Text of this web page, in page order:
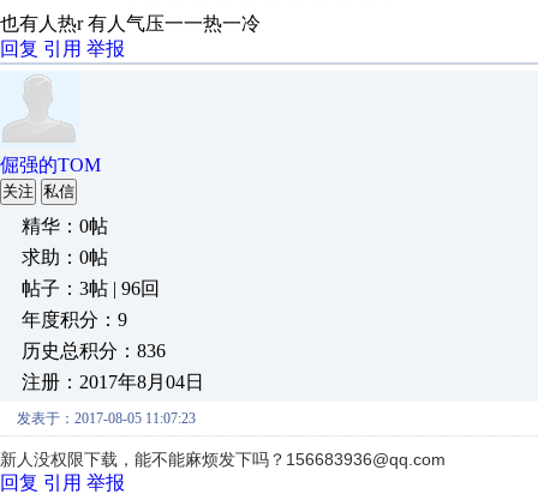
也有人热r 有人气压一一热一冷
回复 引用 举报
倔强的TOM
关注 私信
精华：0帖
求助：0帖
帖子：3帖 | 96回
年度积分：9
历史总积分：836
注册：2017年8月04日
发表于：2017-08-05 11:07:23
新人没权限下载，能不能麻烦发下吗？156683936@qq.com
回复 引用 举报